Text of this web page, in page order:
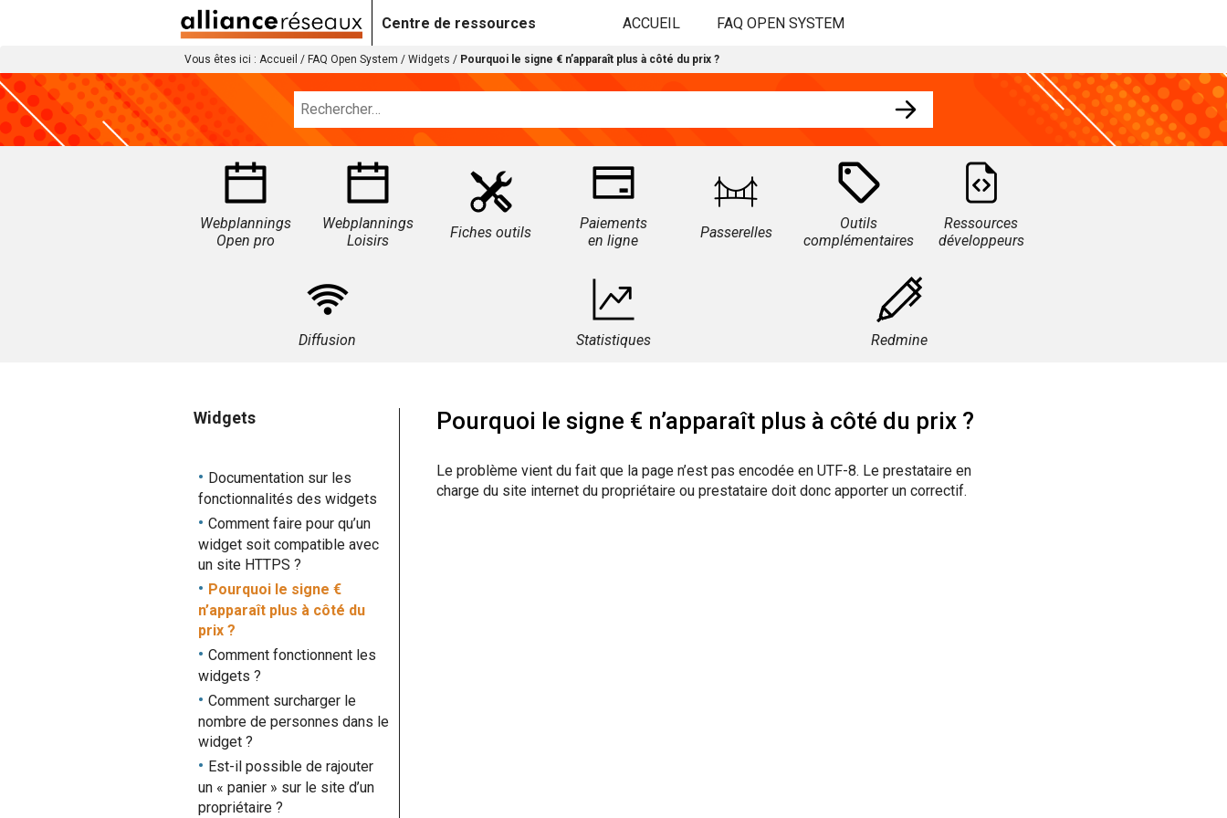
Centre de ressources ACCUEIL FAQ OPEN SYSTEM
Vous êtes ici : Accueil / FAQ Open System / Widgets / Pourquoi le signe € n’apparaît plus à côté du prix ?
Webplannings
Open pro
Webplannings
Loisirs
Fiches outils
Paiements
en ligne
Passerelles
Outils
complémentaires
Ressources
développeurs
Diffusion Statistiques Redmine
Widgets
Documentation sur les
fonctionnalités des widgets
Comment faire pour qu’un
widget soit compatible avec
un site HTTPS ?
Pourquoi le signe €
n’apparaît plus à côté du
prix ?
Comment fonctionnent les
widgets ?
Comment surcharger le
nombre de personnes dans le
widget ?
Est-il possible de rajouter
un « panier » sur le site d’un
propriétaire ?
Pourquoi le signe € n’apparaît plus à côté du prix ?
Le problème vient du fait que la page n’est pas encodée en UTF-8. Le prestataire en
charge du site internet du propriétaire ou prestataire doit donc apporter un correctif.